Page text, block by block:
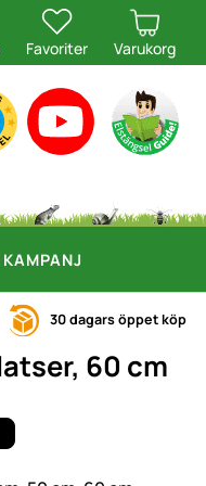
Favoriter Varukorg
KAMPANJ
30 dagars öppet köp
60 cm